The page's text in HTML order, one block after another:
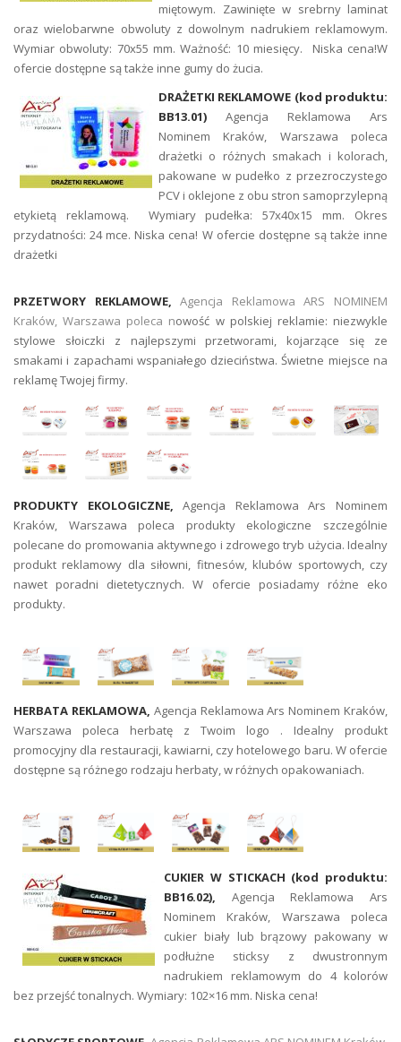
miętowym. Zawinięte w srebrny laminat
oraz wielobarwne obwoluty z dowolnym nadrukiem reklamowym.
Wymiar obwoluty: 70x55 mm. Ważność: 10 miesięcy. Niska cena!W
ofercie dostępne są także inne gumy do żucia.
DRAŻETKI REKLAMOWE (kod produktu:
BB13.01) Agencja Reklamowa Ars
Nominem Kraków, Warszawa poleca
drażetki o różnych smakach i kolorach,
pakowane w pudełko z przezroczystego
PCV i oklejone z obu stron samoprzylepną
etykietą reklamową. Wymiary pudełka: 57x40x15 mm. Okres
przydatności: 24 mce. Niska cena! W ofercie dostępne są także inne
drażetki
PRZETWORY REKLAMOWE, Agencja Reklamowa ARS NOMINEM
Kraków, Warszawa poleca nowość w polskiej reklamie: niezwykle
stylowe słoiczki z najlepszymi przetworami, kojarzące się ze
smakami i zapachami wspaniałego dzieciństwa. Świetne miejsce na
reklamę Twojej firmy.
PRODUKTY EKOLOGICZNE,Agencja Reklamowa Ars Nominem
Kraków, Warszawa poleca produkty ekologiczne szczególnie
polecane do promowania aktywnego i zdrowego tryb użycia. Idealny
produkt reklamowy dla siłowni, fitnesów, klubów sportowych, czy
nawet poradni dietetycznych. W ofercie posiadamy różne eko
produkty.
HERBATA REKLAMOWA, Agencja Reklamowa Ars Nominem Kraków,
Warszawa poleca herbatę z Twoim logo . Idealny produkt
promocyjny dla restauracji, kawiarni, czy hotelowego baru. W ofercie
dostępne są różnego rodzaju herbaty, w różnych opakowaniach.
CUKIER W STICKACH (kod produktu:
BB16.02), Agencja Reklamowa Ars
Nominem Kraków, Warszawa poleca
cukier biały lub brązowy pakowany w
podłużne sticksy z dwustronnym
nadrukiem reklamowym do 4 kolorów
bez przejść tonalnych. Wymiary: 102×16 mm. Niska cena!